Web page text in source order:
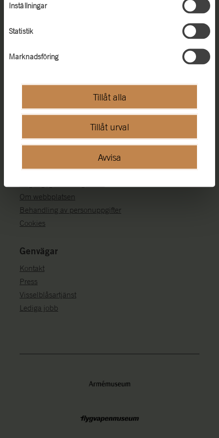
Inställningar
Statistik
Marknadsföring
Tillåt alla
Tillåt urval
Avvisa
Telefon:+46 (0)455-35 93 00
Mer kontaktinformation
Adress
371 21 Karlskrona
Box 27131
Webbkarta
Om webbplatsen
Behandling av personuppgifter
Cookies
Genvägar
Kontakt
Press
Visselblåsartjänst
Lediga jobb